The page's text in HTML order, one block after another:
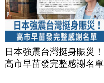
日本強震台灣挺身賑災！
高市早苗發完整感謝名單